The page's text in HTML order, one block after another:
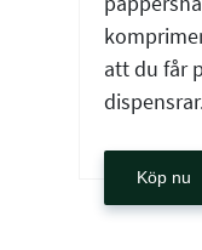
att du får
Köp nu